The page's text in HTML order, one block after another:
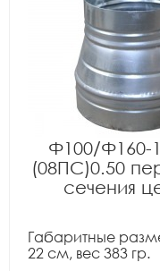
Ф100/Ф160-
(08ПС)0.50
сечения
Габаритные
22 см, вес 383 гр.